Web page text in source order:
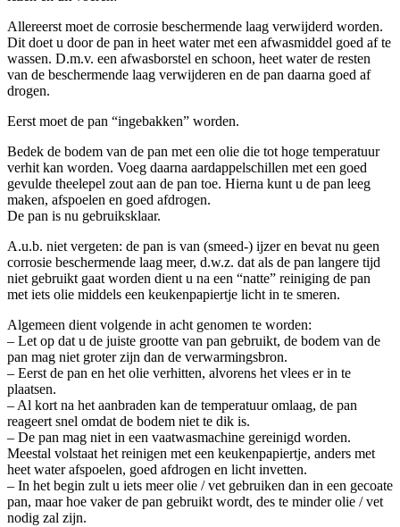
Allereerst moet de corrosie beschermende laag verwijderd worden.
Dit doet u door de pan in heet water met een afwasmiddel goed af te
wassen. D.m.v. een afwasborstel en schoon, heet water de resten
van de beschermende laag verwijderen en de pan daarna goed af
drogen.
Eerst moet de pan “ingebakken” worden.
Bedek de bodem van de pan met een olie die tot hoge temperatuur
verhit kan worden. Voeg daarna aardappelschillen met een goed
gevulde theelepel zout aan de pan toe. Hierna kunt u de pan leeg
maken, afspoelen en goed afdrogen.
De pan is nu gebruiksklaar.
A.u.b. niet vergeten: de pan is van (smeed-) ijzer en bevat nu geen
corrosie beschermende laag meer, d.w.z. dat als de pan langere tijd
niet gebruikt gaat worden dient u na een “natte” reiniging de pan
met iets olie middels een keukenpapiertje licht in te smeren.
Algemeen dient volgende in acht genomen te worden:
– Let op dat u de juiste grootte van pan gebruikt, de bodem van de
pan mag niet groter zijn dan de verwarmingsbron.
– Eerst de pan en het olie verhitten, alvorens het vlees er in te
plaatsen.
– Al kort na het aanbraden kan de temperatuur omlaag, de pan
reageert snel omdat de bodem niet te dik is.
– De pan mag niet in een vaatwasmachine gereinigd worden.
Meestal volstaat het reinigen met een keukenpapiertje, anders met
heet water afspoelen, goed afdrogen en licht invetten.
– In het begin zult u iets meer olie / vet gebruiken dan in een gecoate
pan, maar hoe vaker de pan gebruikt wordt, des te minder olie / vet
nodig zal zijn.